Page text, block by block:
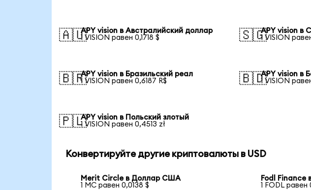
🇦🇺APY vision в Австралийский доллар
1 VISION равен 0,1718 $
🇸🇬APY vision в
1 VISION
🇧🇷APY vision в Бразильский реал
1 VISION равен 0,6187 R$
🇧🇩APY vision в
1 VISION
🇵🇱APY vision в Польский злотый
1 VISION равен 0,4513 zł
Конвертируйте другие криптовалюты в USD
Merit Circle в Доллар США
1 MC равен 0,0138 $
Fodl
1 FODL равен